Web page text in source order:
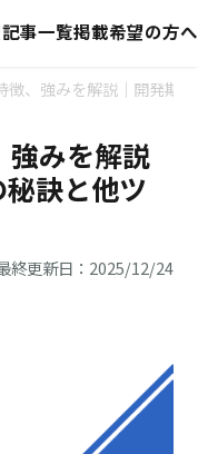
記事一覧掲載希望の方へ
、強みを解説｜開発期
みを解説
訣と他ツ
終更新日：2025/12/24